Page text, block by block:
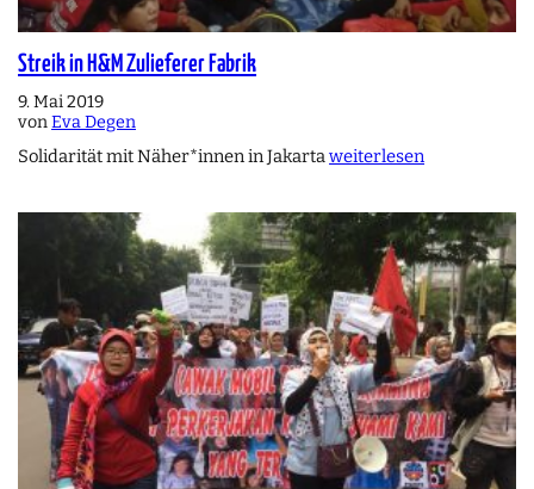
Streik in H&M Zulieferer Fabrik
9. Mai 2019
vonEva Degen
Solidarität mit Näher*innen in Jakartaweiterlesen